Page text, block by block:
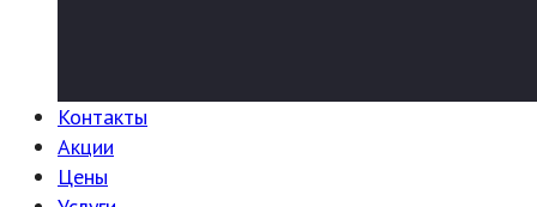
Контакты
Акции
Цены